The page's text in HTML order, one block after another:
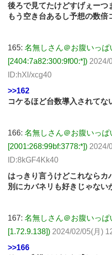
後ろで見てたけどすげぇーつ
もう空き台あるし予想の数倍
165: 名無しさん＠お腹いっぱ
[2404:7a82:300:9f00:*]) 2024/
ID:hXl/xcg40
>>162
コケるほど台数導入されてな
166: 名無しさん＠お腹いっぱ
[2001:268:99bf:3778:*]) 2024/
ID:8kGF4Kk40
はっきり言うけどこれならカ
別にカバネリも好きじゃない
167: 名無しさん＠お腹いっぱ
[1.72.9.138]) 2024/02/05(月)
>>166